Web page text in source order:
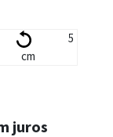
5
cm
juros